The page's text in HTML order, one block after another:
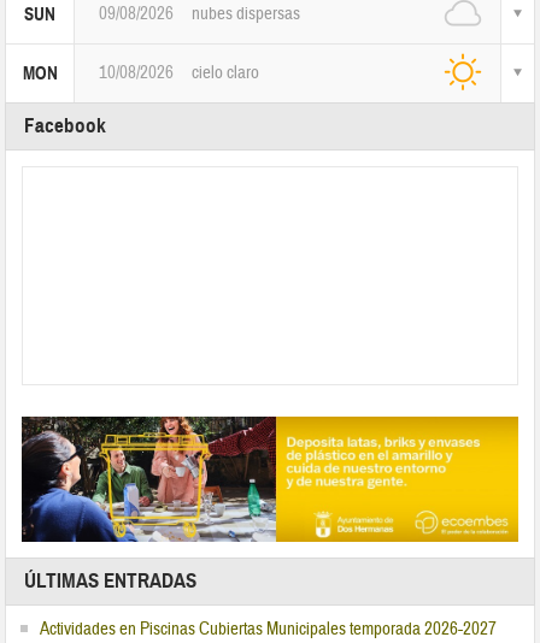
SUN 09/08/2026 nubes dispersas
MON 10/08/2026 cielo claro
Facebook
ÚLTIMAS ENTRADAS
Actividades en Piscinas Cubiertas Municipales temporada 2026-2027